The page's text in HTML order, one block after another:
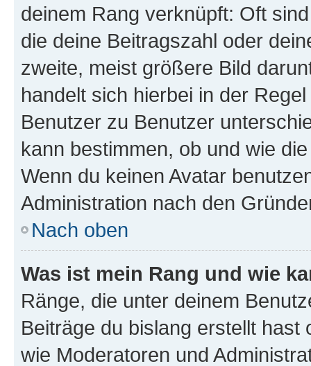
deinem Rang verknüpft: Oft
die deine Beitragszahl oder
zweite, meist größere Bild
handelt sich hierbei in der
Benutzer zu Benutzer
kann bestimmen, ob und wie
Wenn du keinen Avatar
Administration nach den
Nach oben
Was ist mein Rang und wie
Ränge, die unter deinem
Beiträge du bislang erstellt
wie Moderatoren und